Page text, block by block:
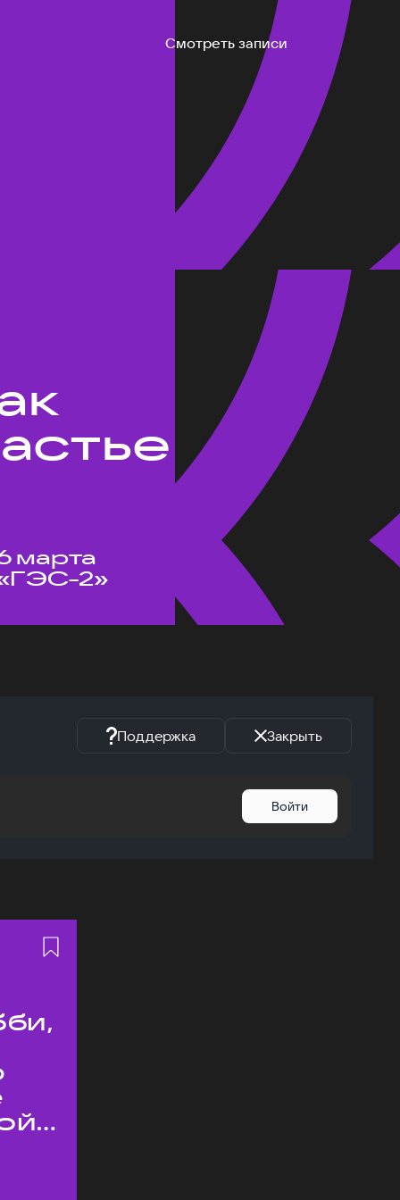
Смотреть записи
марта
2»
Поддержка Закрыть
Войти